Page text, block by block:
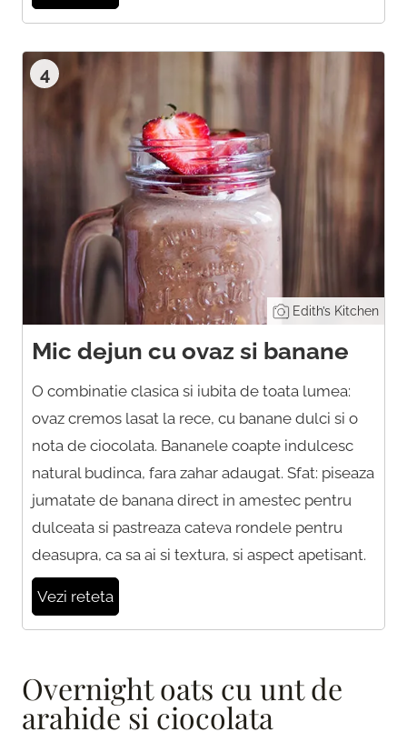
4
Edith’s Kitchen
Mic dejun cu ovaz si banane
O combinatie clasica si iubita de toata lumea:
ovaz cremos lasat la rece, cu banane dulci si o
nota de ciocolata. Bananele coapte indulcesc
natural budinca, fara zahar adaugat. Sfat: piseaza
jumatate de banana direct in amestec pentru
dulceata si pastreaza cateva rondele pentru
deasupra, ca sa ai si textura, si aspect apetisant.
Vezi reteta
Overnight oats cu unt de
arahide si ciocolata